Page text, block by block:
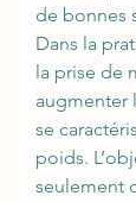
de bonnes
Dans la
la prise de
augmenter
se
poids.
seulement